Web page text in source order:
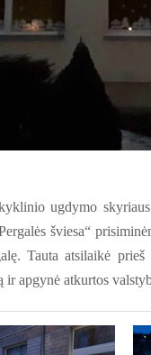
ugdymo
šviesa“
Tauta atsilaikė
apgynė atkurtos